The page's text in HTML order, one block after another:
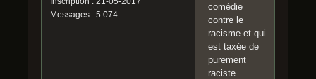
Messages : 5 074
comédie
contre le
racisme et qui
est taxée de
purement
raciste...